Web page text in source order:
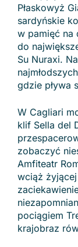
Płaskowyż
sardyńskie
w pamięć na
do
Su Nuraxi.
gdzie pływa
W Cagliari
klif Sella del
zobaczyć
Amfiteatr
wciąż
pociągiem
krajobraz